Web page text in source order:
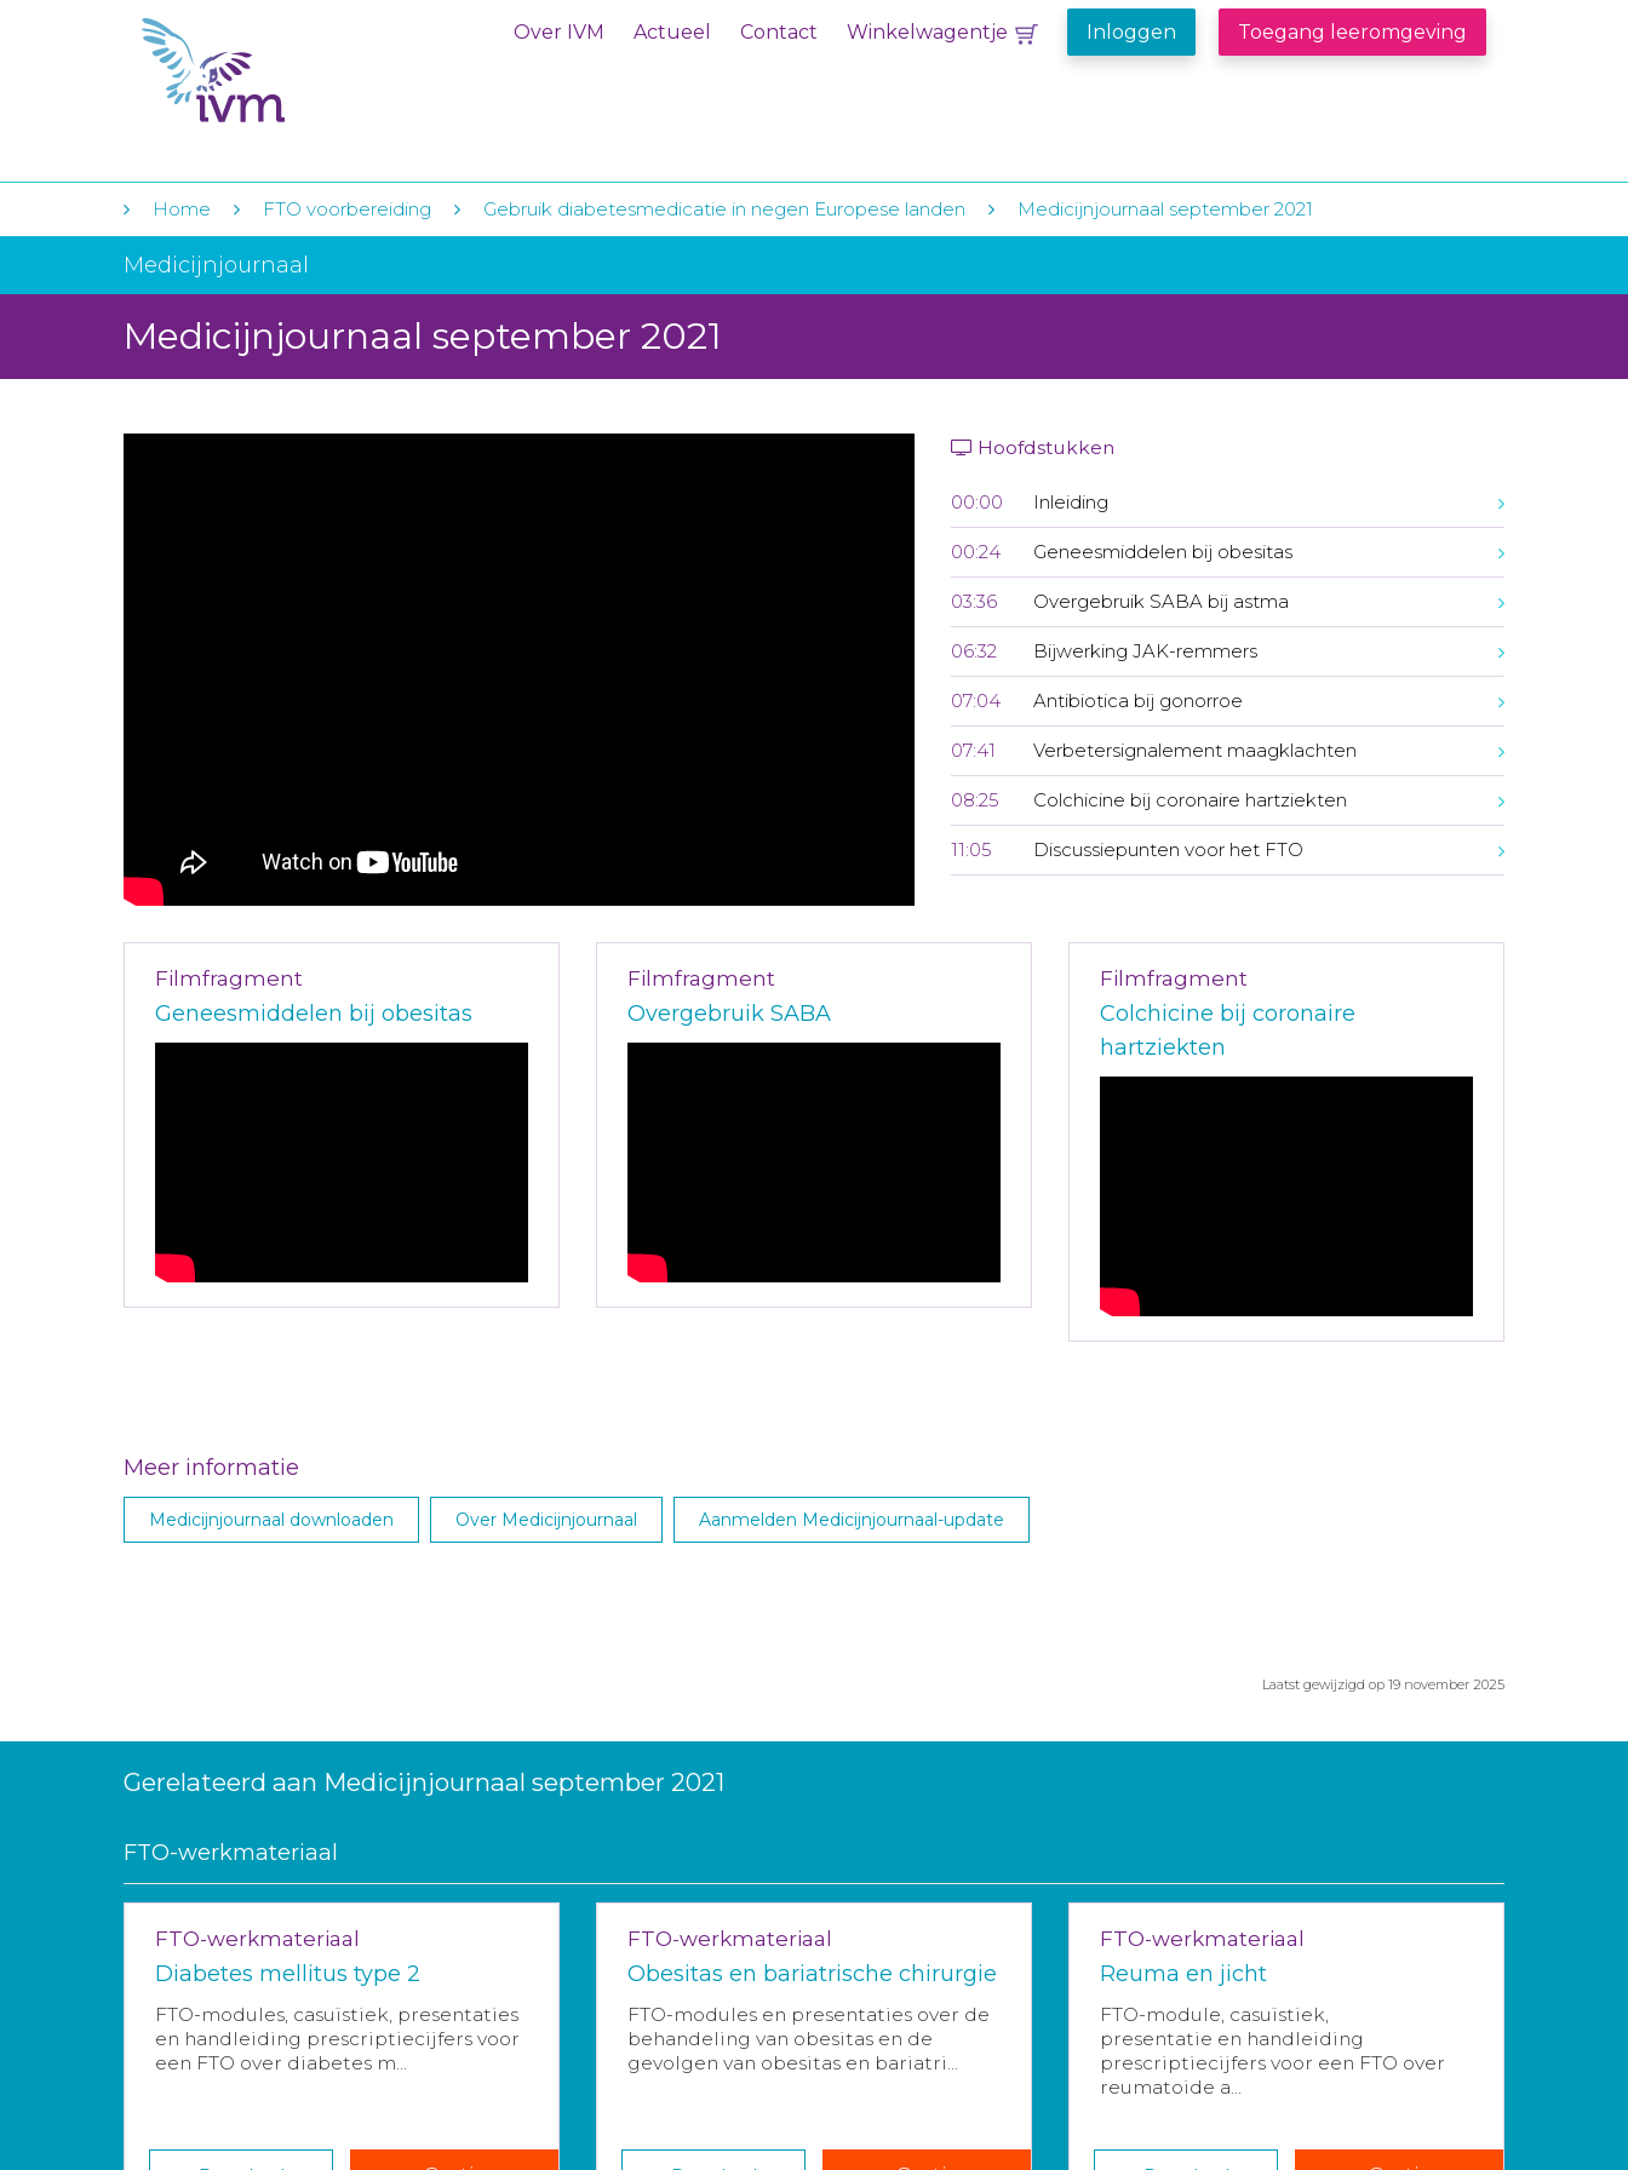
Over IVM Actueel Contact Winkelwagentje Inloggen Toegang leeromgeving
Home FTO voorbereiding Gebruik diabetesmedicatie in negen Europese landen Medicijnjournaal september 2021
Medicijnjournaal
Medicijnjournaal september 2021
Hoofdstukken
00:00 Inleiding
00:24 Geneesmiddelen bij obesitas
03:36 Overgebruik SABA bij astma
06:32 Bijwerking JAK-remmers
07:04 Antibiotica bij gonorroe
07:41 Verbetersignalement maagklachten
08:25 Colchicine bij coronaire hartziekten
11:05 Discussiepunten voor het FTO
Filmfragment
Geneesmiddelen bij obesitas
Filmfragment
Overgebruik SABA
Filmfragment
Colchicine bij coronaire
hartziekten
Meer informatie
Medicijnjournaal downloaden Over Medicijnjournaal Aanmelden Medicijnjournaal-update
Laatst gewijzigd op 19 november 2025
Gerelateerd aan Medicijnjournaal september 2021
FTO-werkmateriaal
FTO-werkmateriaal
Diabetes mellitus type 2
FTO-modules, casuïstiek, presentaties
en handleiding prescriptiecijfers voor
een FTO over diabetes m...
FTO-werkmateriaal
Obesitas en bariatrische chirurgie
FTO-modules en presentaties over de
behandeling van obesitas en de
gevolgen van obesitas en bariatri...
FTO-werkmateriaal
Reuma en jicht
FTO-module, casuïstiek,
presentatie en handleiding
prescriptiecijfers voor een FTO over
reumatoide a...